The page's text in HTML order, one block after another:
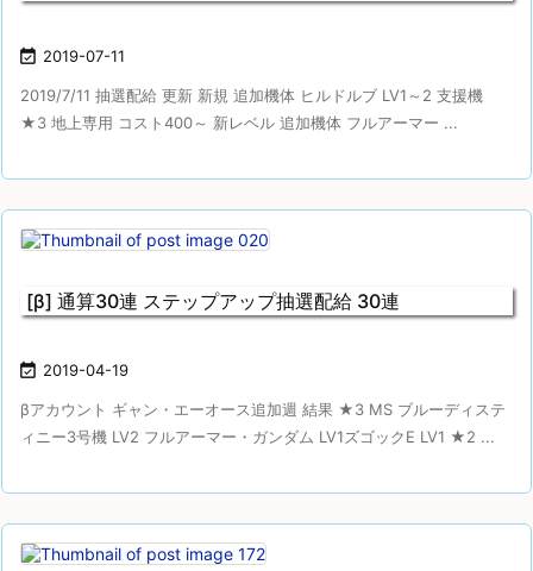
 2019-07-11
2019/7/11 抽選配給 更新 新規 追加機体 ヒルドルブ LV1～2 支援機
★3 地上専用 コスト400～ 新レベル 追加機体 フルアーマー ...
[β] 通算30連 ステップアップ抽選配給 30連
 2019-04-19
βアカウント ギャン・エーオース追加週 結果 ★3 MS ブルーディステ
ィニー3号機 LV2 フルアーマー・ガンダム LV1ズゴックE LV1 ★2 ...